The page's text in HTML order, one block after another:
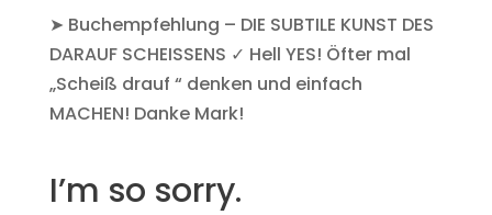
➤ Buchempfehlung – DIE SUBTILE KUNST DES
DARAUF SCHEISSENS ✓ Hell YES! Öfter mal
„Scheiß drauf “ denken und einfach
MACHEN! Danke Mark!
I’m so sorry.